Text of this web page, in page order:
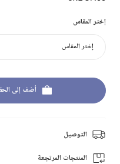
إختر المقاس
إختر المقاس
أضف إلى
التوصيل
المنتجات المرتجعة